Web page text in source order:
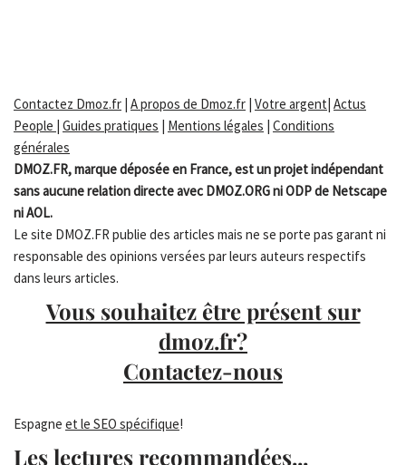
Contactez Dmoz.fr | A propos de Dmoz.fr | Votre argent| Actus
People | Guides pratiques | Mentions légales | Conditions
générales
DMOZ.FR, marque déposée en France, est un projet indépendant
sans aucune relation directe avec DMOZ.ORG ni ODP de Netscape
ni AOL.
Le site DMOZ.FR publie des articles mais ne se porte pas garant ni
responsable des opinions versées par leurs auteurs respectifs
dans leurs articles.
Vous souhaitez être présent sur
dmoz.fr?
Contactez-nous
Espagne et le SEO spécifique!
Les lectures recommandées...